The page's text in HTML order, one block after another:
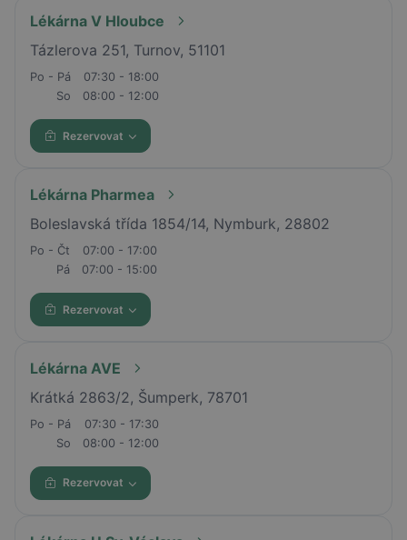
Lékárna V Hloubce
Tázlerova 251, Turnov, 51101
Po - Pá
07:30 - 18:00
So
08:00 - 12:00
Rezervovat
Lékárna Pharmea
Boleslavská třída 1854/14, Nymburk, 28802
Po - Čt
07:00 - 17:00
Pá
07:00 - 15:00
Rezervovat
Lékárna AVE
Krátká 2863/2, Šumperk, 78701
Po - Pá
07:30 - 17:30
So
08:00 - 12:00
Rezervovat